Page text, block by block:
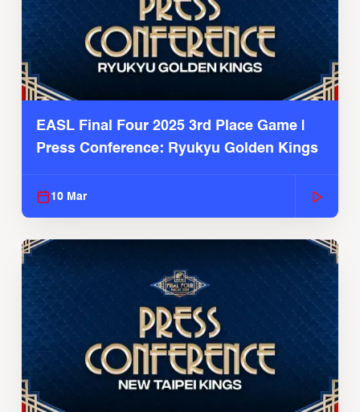
EASL Final Four 2025 3rd Place Game |
Press Conference: Ryukyu Golden Kings
10 Mar